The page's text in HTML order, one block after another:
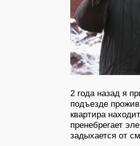
2 года назад я
подъезде
квартира
пренебрегает
задыхается от